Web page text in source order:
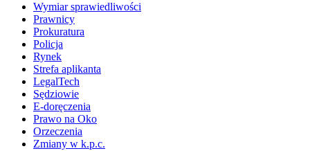
Wymiar sprawiedliwości
Prawnicy
Prokuratura
Policja
Rynek
Strefa aplikanta
LegalTech
Sędziowie
E-doręczenia
Prawo na Oko
Orzeczenia
Zmiany w k.p.c.